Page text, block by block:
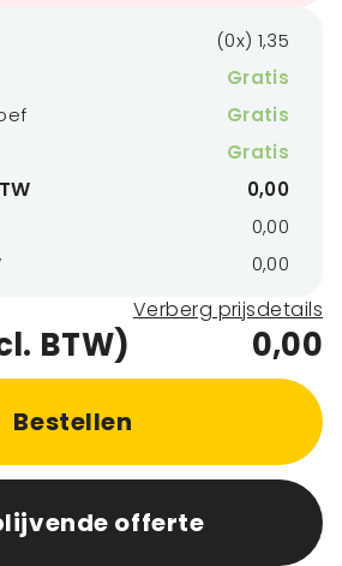
(0x) 1,35
Gratis
Gratis
Gratis
0,00
0,00
0,00
Verberg prijsdetails
BTW) 0,00
Bestellen
offerte